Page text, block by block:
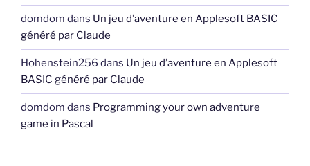
domdom dans Un jeu d’aventure en Applesoft BASIC
généré par Claude
Hohenstein256 dans Un jeu d’aventure en Applesoft
BASIC généré par Claude
domdom dans Programming your own adventure
game in Pascal